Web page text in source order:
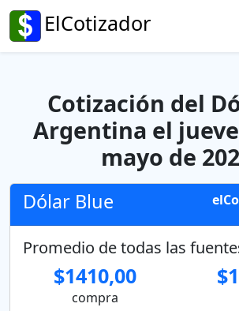
ElCotizador
Cotización del
Argentina el
mayo de
Dólar Blue
Promedio de todas las
$1410,00
compra